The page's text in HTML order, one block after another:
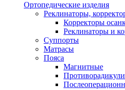
Ортопедические изделия
Реклинаторы,
Корректоры
Реклинаторы и
Суппорты
Матрасы
Пояса
Магнитные